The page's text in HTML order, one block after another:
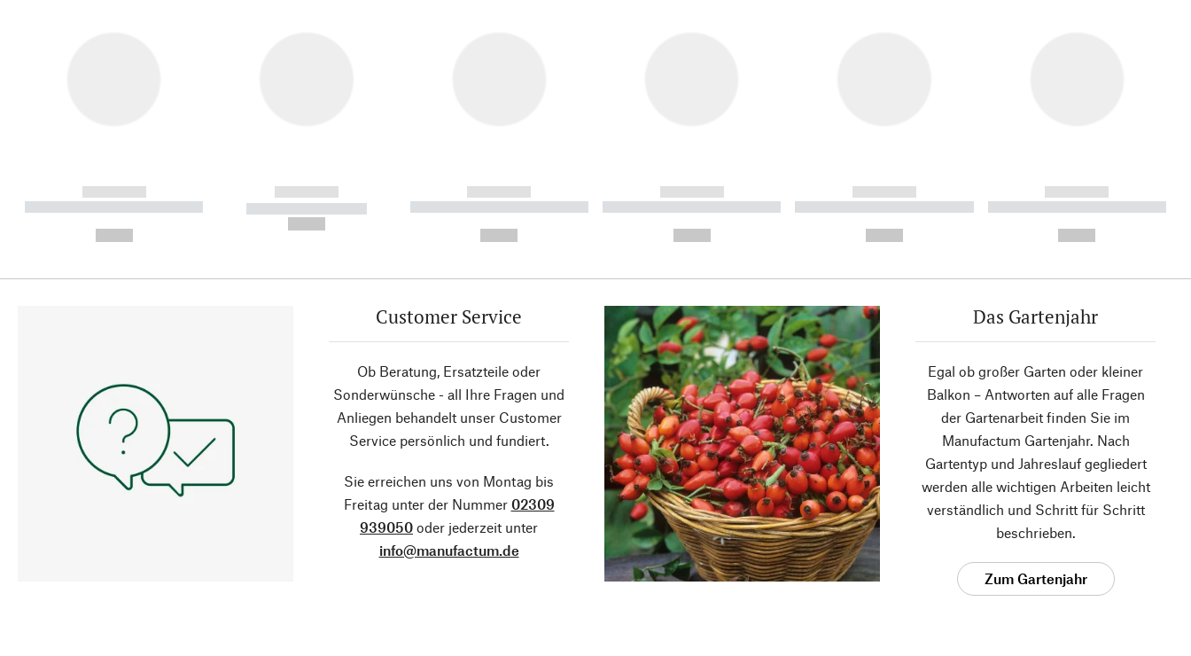
------------
----------- ----------- ----------
------------
----------- -----------
------------
----------- ----------- ----------
------------
----------- ----------- ----------
------------
----------- ----------- ----------
------------
----------- ----------- ----------
Customer Service
Ob Beratung, Ersatzteile oder
Sonderwünsche - all Ihre Fragen und
Anliegen behandelt unser Customer
Service persönlich und fundiert.
Sie erreichen uns von Montag bis
Freitag unter der Nummer 02309
939050 oder jederzeit unter
info@manufactum.de
Das Gartenjahr
Egal ob großer Garten oder kleiner
Balkon – Antworten auf alle Fragen
der Gartenarbeit finden Sie im
Manufactum Gartenjahr. Nach
Gartentyp und Jahreslauf gegliedert
werden alle wichtigen Arbeiten leicht
verständlich und Schritt für Schritt
beschrieben.
Zum Gartenjahr